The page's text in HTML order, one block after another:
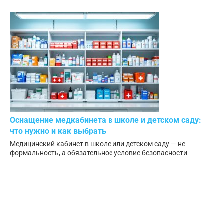
Оснащение медкабинета в школе и детском саду:
что нужно и как выбрать
Медицинский кабинет в школе или детском саду — не
формальность, а обязательное условие безопасности